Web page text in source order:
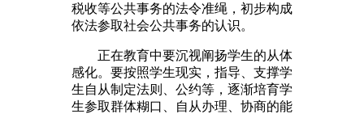
税收等公共事务的法令准绳，初步构成
依法参取社会公共事务的认识。
正在教育中要沉视阐扬学生的从体
感化。要按照学生现实，指导、支撑学
生自从制定法则、公约等，逐渐培育学
生参取群体糊口、自从办理、协商的能